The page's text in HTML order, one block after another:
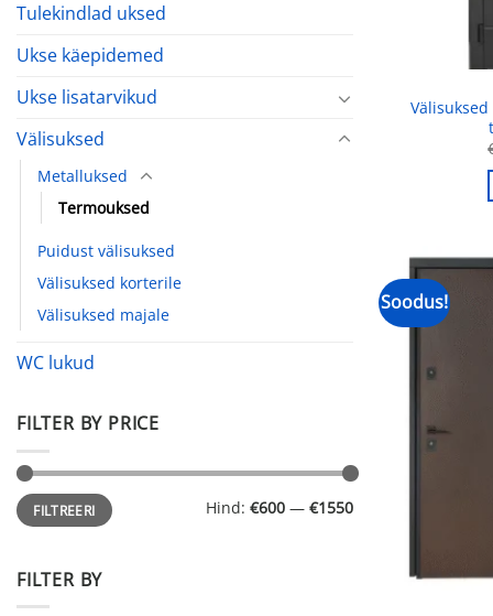
Tulekindlad uksed
Ukse käepidemed
Ukse lisatarvikud
Välisuksed
Metalluksed
Termouksed
Puidust välisuksed
Välisuksed korterile
Välisuksed majale
WC lukud
FILTER BY PRICE
Minimaalne
hind
Maksimaalne
hindFILTREERI Hind: €600 — €1550
FILTER BY
Soodus!